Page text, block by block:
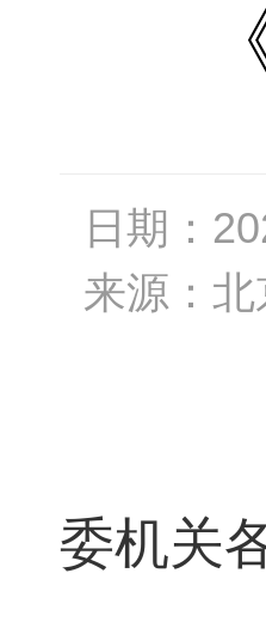
日期：
来源： 北
委机关